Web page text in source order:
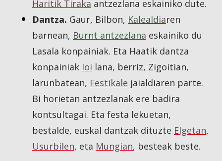
Haritik Tiraka antzezlana eskainiko dute.
Dantza. Gaur, Bilbon, Kalealdiaren
barnean, Burnt antzezlana eskainiko du
Lasala konpainiak. Eta Haatik dantza
konpainiak Ioi lana, berriz, Zigoitian,
larunbatean, Festikale jaialdiaren parte.
Bi horietan antzezlanak ere badira
kontsultagai. Eta festa lekuetan,
bestalde, euskal dantzak dituzte Elgetan,
Usurbilen, eta Mungian, besteak beste.